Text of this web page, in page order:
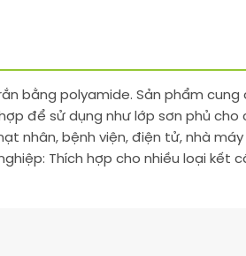
rắn bằng polyamide. Sản phẩm
để sử dụng như lớp sơn phủ cho
nhân, bệnh viện, điện tử, nhà
Thích hợp cho nhiều loại kết